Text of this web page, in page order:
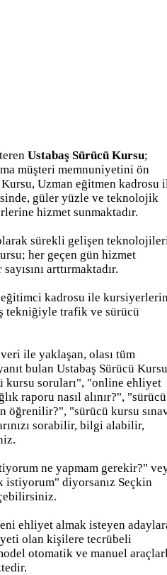
Ustabaş Sürücü Kursu;
müşteri memnuniyetini ön
Uzman eğitmen kadrosu
güler yüzle ve teknolojik
hizmet sunmaktadır.
sürekli gelişen
her geçen gün hizmet
arttırmaktadır.
eğitimci kadrosu ile
tekniğiyle trafik ve sürücü
ile yaklaşan, olası tüm
bulan Ustabaş Sürücü Kursu
kursu soruları", "online ehliyet
raporu nasıl alınır?", "sürücü
öğrenilir?", "sürücü kursu
sorabilir, bilgi alabilir,
ne yapmam gerekir?"
istiyorum" diyorsanız Seçkin
ehliyet almak isteyen
olan kişilere tecrübeli
otomatik ve manuel